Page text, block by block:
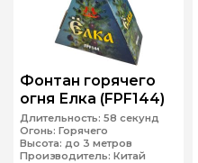
Фонтан горячего
огня Елка (FPF144)
Длительность: 58 секунд
Огонь: Горячего
Высота: до 3 метров
Производитель: Китай